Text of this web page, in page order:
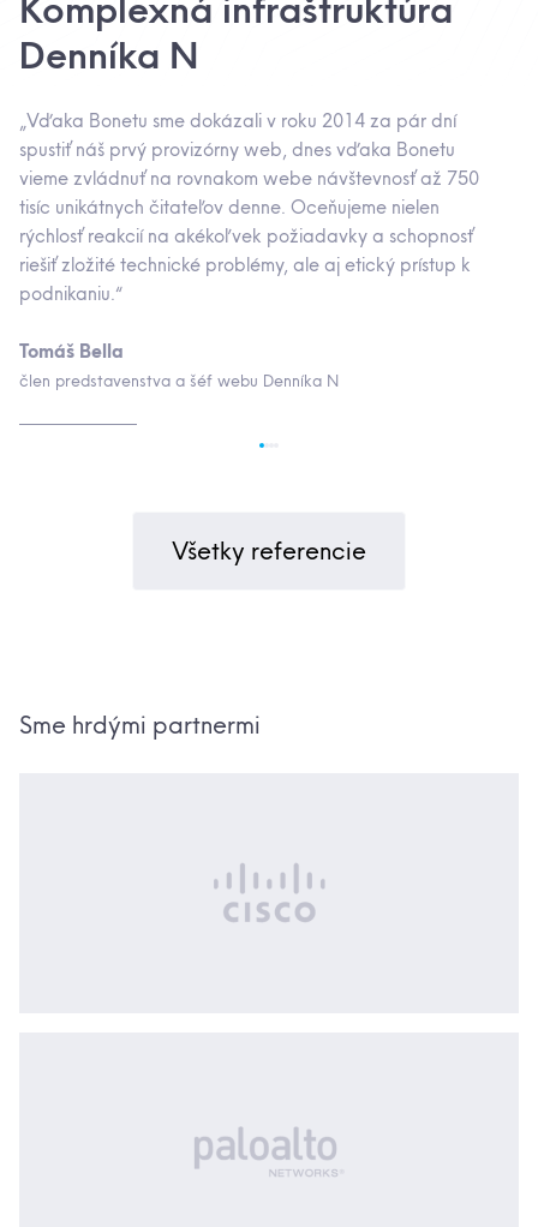
Denníka N
„Vďaka Bonetu sme dokázali v roku 2014 za pár dní
spustiť náš prvý provizórny web, dnes vďaka Bonetu
vieme zvládnuť na rovnakom webe návštevnosť až 750
tisíc unikátnych čitateľov denne. Oceňujeme nielen
rýchlosť reakcií na akékoľvek požiadavky a schopnosť
riešiť zložité technické problémy, ale aj etický prístup k
podnikaniu.“
Tomáš Bella
člen predstavenstva a šéf webu Denníka N
Všetky referencie
Sme hrdými partnermi